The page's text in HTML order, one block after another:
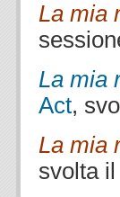
La mia
La mia
Act,
La mia
svolta